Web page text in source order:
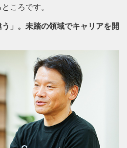
ころです。
う」。未踏の領域でキャリアを開